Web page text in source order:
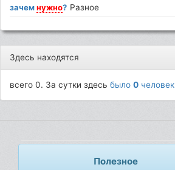
зачемнужно? Разное
Здесь находятся
всего 0. За сутки здесьбыло0 человек
Полезное